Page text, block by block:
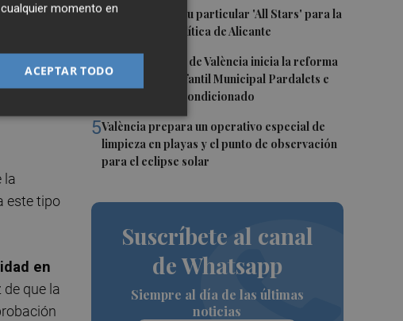
3 El PSPV ultima su particular 'All Stars' para la
Conferencia Política de Alicante
4 El Ayuntamiento de València inicia la reforma
de la Escuela Infantil Municipal Pardalets e
instalará aire acondicionado
5València prepara un operativo especial de
limpieza en playas y el punto de observación
para el eclipse solar
Suscríbete al canal
de Whatsapp
Siempre al día de las últimas
noticias
muy
la
este tipo
en
que la
momento en
ACEPTAR TODO